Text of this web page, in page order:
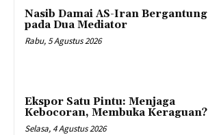
Nasib Damai AS-Iran Bergantung
pada Dua Mediator
Rabu, 5 Agustus 2026
Ekspor Satu Pintu: Menjaga
Kebocoran, Membuka Keraguan?
Selasa, 4 Agustus 2026